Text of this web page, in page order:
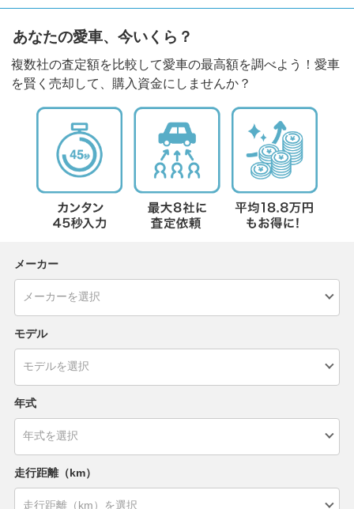
あなたの愛車、今いくら？
複数社の査定額を比較して愛車の最高額を調べよう！愛車
を賢く売却して、購入資金にしませんか？
メーカー
モデル
年式
走行距離（km）